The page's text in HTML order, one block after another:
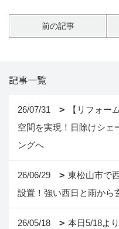
前の記事
記事一覧
26/07/31
【リフォー
空間を実現！日除けシェ
ングへ
26/06/29
東松山市で
設置！強い西日と雨から
26/05/18
本日5/18よ